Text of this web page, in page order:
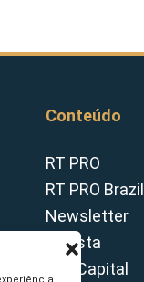
Conteúdo
RT PRO
RT PRO Brazil
Newsletter
Revista
Tax Capital